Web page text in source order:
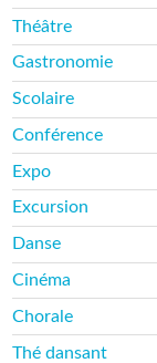
Théâtre
Gastronomie
Scolaire
Conférence
Expo
Excursion
Danse
Cinéma
Chorale
Thé dansant